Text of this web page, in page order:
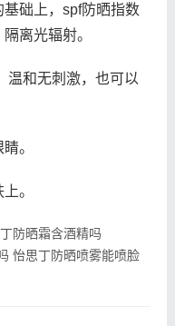
础上，spf防晒指数
离光辐射。
温和无刺激，也可以
。
。
防晒霜含酒精吗
怡思丁防晒喷雾能喷脸